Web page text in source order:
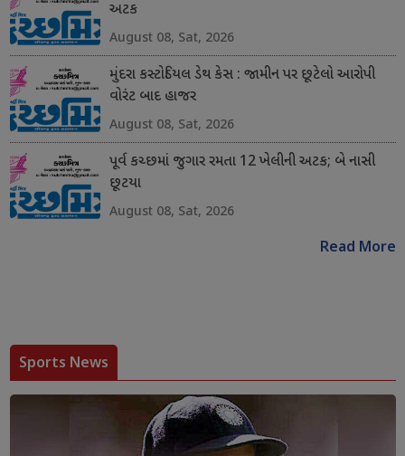
અટક
August 08, Sat, 2026
મુંદરા કસ્ટોડિયલ ડેથ કેસ : જામીન પર છૂટેલો આરોપી
વોરંટ બાદ હાજર
August 08, Sat, 2026
પૂર્વ કચ્છમાં જુગાર રમતા 12 ખેલીની અટક; બે નાસી
છૂટયા
August 08, Sat, 2026
Read More
Sports News